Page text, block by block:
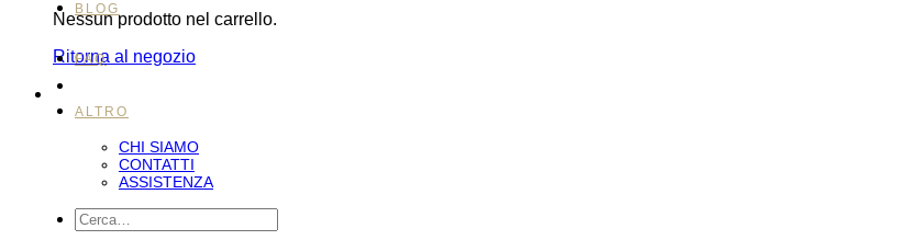
Nessun prodotto nel carrello.
Ritorna al negozio
BLOG
FAQ
ALTRO
CHI SIAMO
CONTATTI
ASSISTENZA
Cerca: